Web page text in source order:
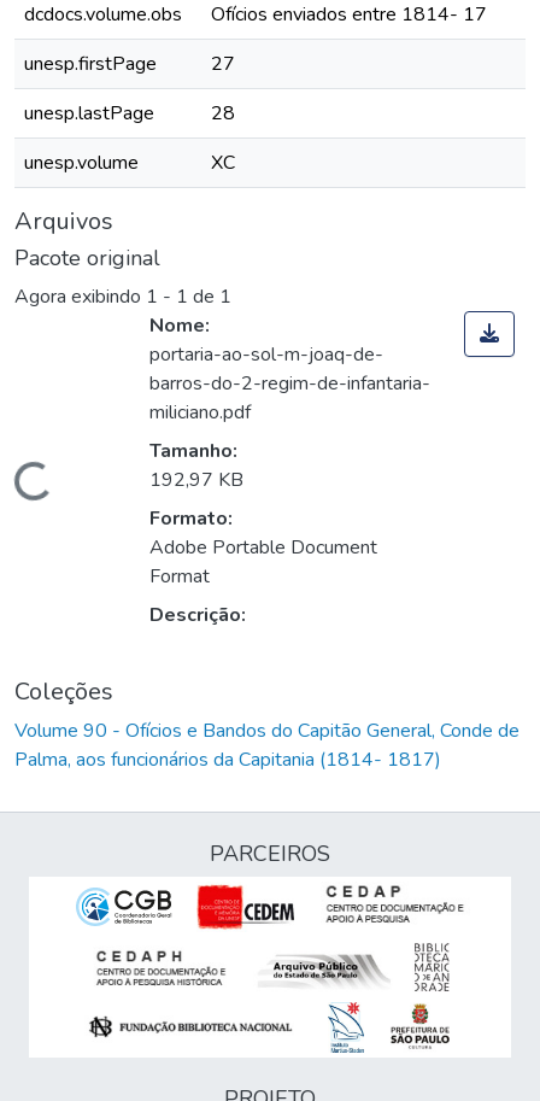
dcdocs.volume.obs
Ofícios enviados entre 1814- 17
unesp.firstPage
27
unesp.lastPage
28
unesp.volume
XC
Arquivos
Pacote original
Agora exibindo 1 - 1 de 1
Carregando...
Nome:
portaria-ao-sol-m-joaq-de-
barros-do-2-regim-de-infantaria-
miliciano.pdf
Tamanho:
192,97 KB
Formato:
Adobe Portable Document
Format
Descrição:
Coleções
Volume 90 - Ofícios e Bandos do Capitão General, Conde de
Palma, aos funcionários da Capitania (1814- 1817)
PARCEIROS